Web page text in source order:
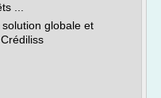
...
globale et